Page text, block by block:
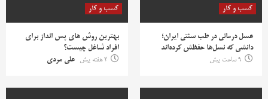
کسب و کار
عسل درمانی در طب سنتی ایران؛
دانشی که نسل‌ها حفظش کرده‌اند
9 ساعت پیش
کسب و کار
بهترین روش‌ های پس‌ انداز برای
افراد شاغل چیست؟
2 هفته پیش
علی مردی